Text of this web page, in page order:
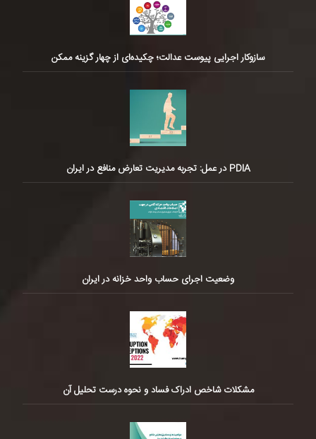
سازوکار اجرایی پیوست عدالت؛ چکیده‌ای از چهار گزینه ممکن
PDIA در عمل: تجربه مدیریت تعارض منافع در ایران
وضعیت اجرای حساب واحد خزانه در ایران
مشکلات شاخص ادراک فساد و نحوه درست تحلیل آن